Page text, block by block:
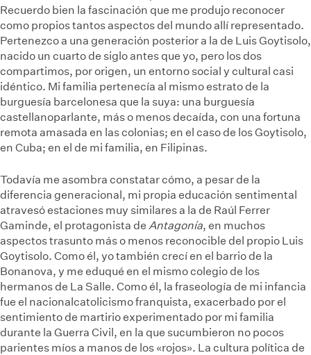
Recuerdo bien la fascinación que me produjo reconocer
como propios tantos aspectos del mundo allí representado.
Pertenezco a una generación posterior a la de Luis Goytisolo,
nacido un cuarto de siglo antes que yo, pero los dos
compartimos, por origen, un entorno social y cultural casi
idéntico. Mi familia pertenecía al mismo estrato de la
burguesía barcelonesa que la suya: una burguesía
castellanoparlante, más o menos decaída, con una fortuna
remota amasada en las colonias; en el caso de los Goytisolo,
en Cuba; en el de mi familia, en Filipinas.
Todavía me asombra constatar cómo, a pesar de la
diferencia generacional, mi propia educación sentimental
atravesó estaciones muy similares a la de Raúl Ferrer
Gaminde, el protagonista de Antagonía, en muchos
aspectos trasunto más o menos reconocible del propio Luis
Goytisolo. Como él, yo también crecí en el barrio de la
Bonanova, y me eduqué en el mismo colegio de los
hermanos de La Salle. Como él, la fraseología de mi infancia
fue el nacionalcatolicismo franquista, exacerbado por el
sentimiento de martirio experimentado por mi familia
durante la Guerra Civil, en la que sucumbieron no pocos
parientes míos a manos de los «rojos». La cultura política de